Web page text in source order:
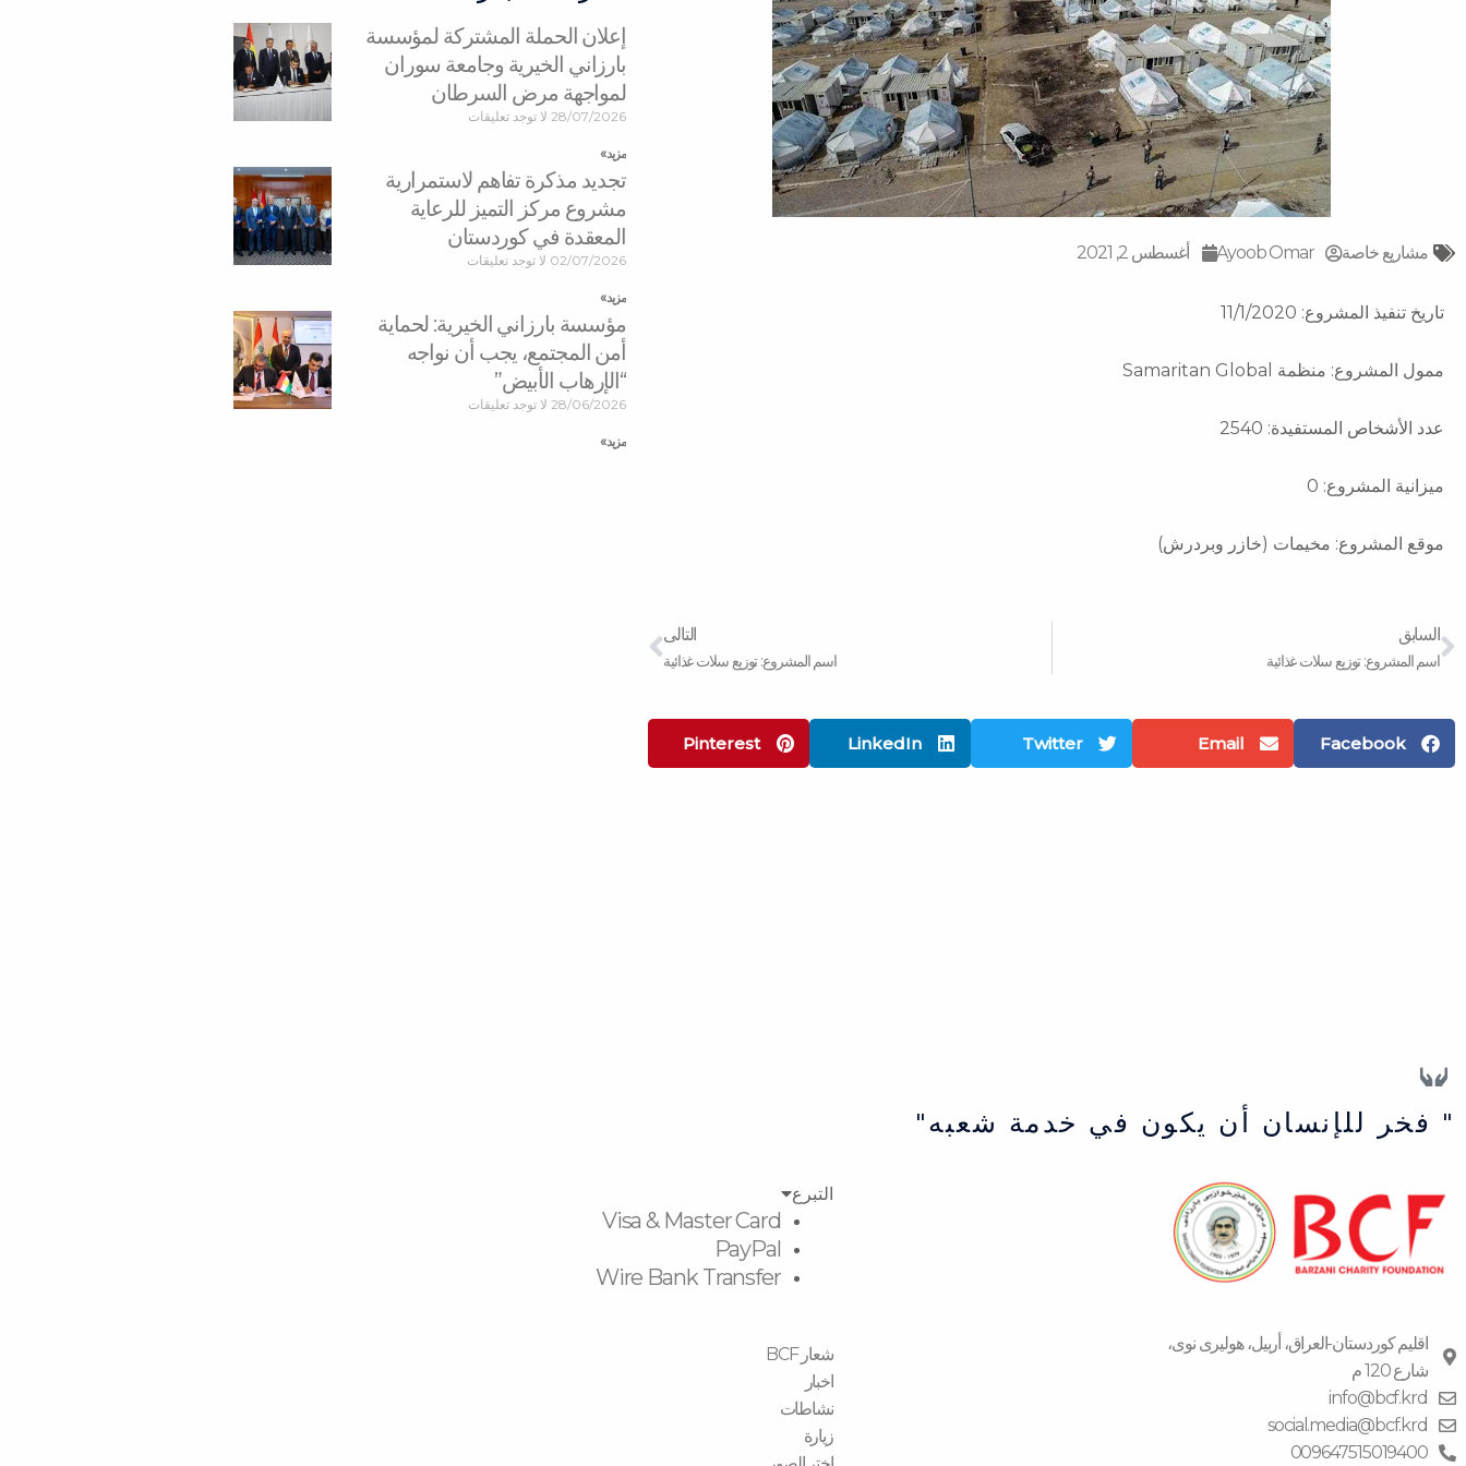
مشاريع خاصة Ayoob Omar أغسطس 2, 2021
تاريخ تنفيذ المشروع: 11/1/2020
ممول المشروع: منظمة Samaritan Global
عدد الأشخاص المستفيدة: 2540
ميزانية المشروع: 0
موقع المشروع: مخيمات (خازر وبردرش)
Prev
السابق
اسم المشروع: توزيع سلات غذائية
التالى
اسم المشروع: توزيع سلات غذائية
Next
Facebook
Email
Twitter
LinkedIn
Pinterest
إعلان الحملة المشتركة لمؤسسة
بارزاني الخيرية وجامعة سوران
لمواجهة مرض السرطان
28/07/2026 لا توجد تعليقات
مزید »
تجديد مذكرة تفاهم لاستمرارية
مشروع مركز التميز للرعاية
المعقدة في كوردستان
02/07/2026 لا توجد تعليقات
مزید »
مؤسسة بارزاني الخيرية: لحماية
أمن المجتمع، يجب أن نواجه
“الإرهاب الأبيض”
28/06/2026 لا توجد تعليقات
مزید »
" فخر للإنسان أن يكون في خدمة شعبه"
اقلیم كوردستان-العراق، أربیل، هولیری نوی،
شارع 120 م
info@bcf.krd
social.media@bcf.krd
009647515019400
التبرع
Visa & Master Card
PayPal
Wire Bank Transfer
شعار BCF
اخبار
نشاطات
زیارة